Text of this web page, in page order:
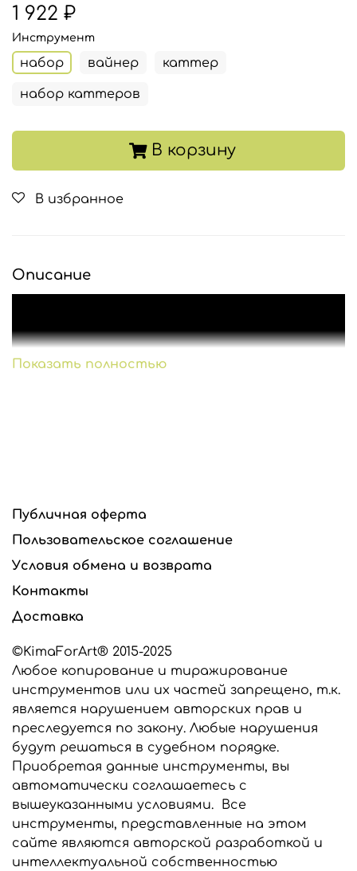
1 922 ₽
Инструмент
набор вайнер каттер
набор каттеров
В корзину
В избранное
Описание
Инструменты для реалистичной флористики
разработаны с учетом всех нюансов их
использования при создании цветов.
Фактуры живых растений.
Все вайнеры и каттеры п
запекаемых глин, сахарной мастики и шоколада.
Молды можно замораживать и запекать вместе с
Все инструменты изготавливаются из
высококачественного сырья производства США и
стран Евросоюза.
Если вам нужны вайнеры для работы с фоамираном
или универсальные вайнеры для работы с глиной и
фоамираном, сообщите об этом в комментарии к
заказу, мы выберем подходящий силикон для
изготовления ваших инструментов.
Все инструменты, представленные в этом
Показать полностью
Публичная оферта
Пользовательское соглашение
Условия обмена и возврата
Контакты
Доставка
©KimaForArt® 2015-2025
Любое копирование и тиражирование
инструментов или их частей запрещено, т.к.
является нарушением авторских прав и
преследуется по закону. Любые нарушения
будут решаться в судебном порядке.
Приобретая данные инструменты, вы
автоматически соглашаетесь с
вышеуказанными условиями. Все
инструменты, представленные на этом
сайте являются авторской разработкой и
интеллектуальной собственностью